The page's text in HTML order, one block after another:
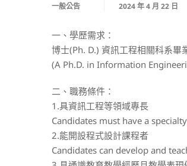
一般公告
2024 年 4 月 22 日
一、學歷需求：
博士(Ph. D.) 資訊工程相關科系畢
(A Ph.D. in Information
二、職務條件：
1.具資訊工程等領域專長
Candidates must have a
2.能開設程式設計課程者
Candidates can develop and